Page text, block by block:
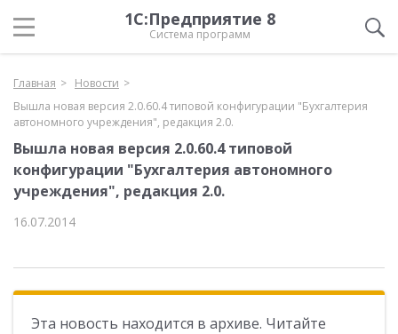
1С:Предприятие 8
Система программ
Главная
Новости
Вышла новая версия 2.0.60.4 типовой конфигурации "Бухгалтерия
автономного учреждения", редакция 2.0.
Вышла новая версия 2.0.60.4 типовой
конфигурации "Бухгалтерия автономного
учреждения", редакция 2.0.
16.07.2014
Эта новость находится в архиве. Читайте